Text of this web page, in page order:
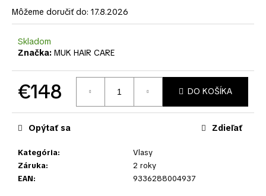
Môžeme doručiť do: 17.8.2026
Skladom
Značka: MUK HAIR CARE
€148 DO KOŠÍKA
Kategória:
Vlasy
Záruka:
2 roky
EAN: 9336288004937
Opýtať sa Zdieľať